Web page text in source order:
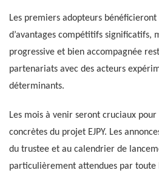
Les premiers adopteurs
d’avantages compétitifs significatifs,
progressive et bien accompagnée
partenariats avec des acteurs
déterminants.
Les mois à venir seront cruciaux
concrètes du projet EJPY. Les
du trustee et au calendrier de
particulièrement attendues par